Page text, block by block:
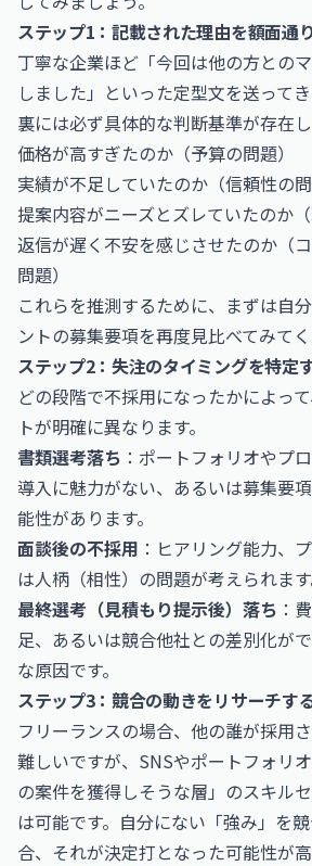
ステップ1：記載された理由を額面通
丁寧な企業ほど「今回は他の方との
しました」といった定型文を送って
裏には必ず具体的な判断基準が存在し
価格が高すぎたのか（予算の問題）
実績が不足していたのか（信頼性の問
提案内容がニーズとズレていたのか（
返信が遅く不安を感じさせたのか（
問題）
これらを推測するために、まずは自
ントの募集要項を再度見比べてみてく
ステップ2：失注のタイミングを特定
どの段階で不採用になったかによっ
トが明確に異なります。
書類選考落ち ：ポートフォリオやプ
導入に魅力がない、あるいは募集要
能性があります。
面談後の不採用 ：ヒアリング能力、
は人柄（相性）の問題が考えられます
最終選考（見積もり提示後）落ち ：
足、あるいは競合他社との差別化が
な原因です。
ステップ3：競合の動きをリサーチす
フリーランスの場合、他の誰が採用
難しいですが、SNSやポートフォリ
の案件を獲得しそうな層」のスキル
は可能です。自分にない「強み」を
合、それが決定打となった可能性が高